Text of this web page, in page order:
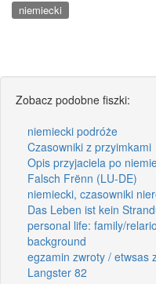
niemiecki
Zobacz podobne fiszki:
niemiecki podróże
Czasowniki z przyimkami
Opis przyjaciela po
Falsch Frënn (LU-DE)
niemiecki, czasowniki
Das Leben ist kein
personal life: family/
background
egzamin zwroty / etwsas
Langster 82